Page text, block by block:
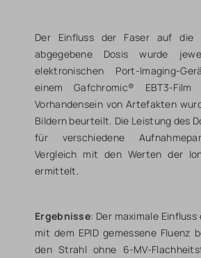
Der Einfluss der Faser auf die
abgegebene Dosis wurde
elektronischen Port-Imaging-
einem Gafchromic® EBT3-
Vorhandensein von Artefakten
Bildern beurteilt. Die Leistung des
für verschiedene
Vergleich mit den Werten der
ermittelt.
Ergebnisse: Der maximale
mit dem EPID gemessene Fluenz
den Strahl ohne 6-MV-